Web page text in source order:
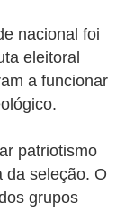
nacional foi
eleitoral
a funcionar
patriotismo
da seleção. O
grupos